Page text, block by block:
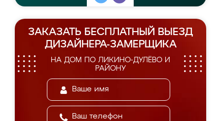
ЗАКАЗАТЬ БЕСПЛАТНЫЙ ВЫЕЗД
ДИЗАЙНЕРА-ЗАМЕРЩИКА
НА ДОМ ПО ЛИКИНО-ДУЛЁВО И
РАЙОНУ